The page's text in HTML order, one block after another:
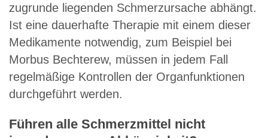
zugrunde liegenden Schmerzursache abhängt.
Ist eine dauerhafte Therapie mit einem dieser
Medikamente notwendig, zum Beispiel bei
Morbus Bechterew, müssen in jedem Fall
regelmäßige Kontrollen der Organfunktionen
durchgeführt werden.
Führen alle Schmerzmittel nicht